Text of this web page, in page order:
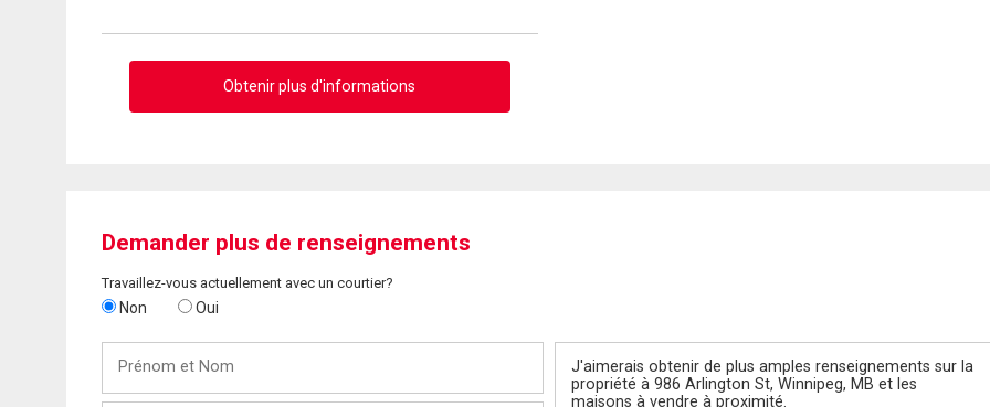
Obtenir plus d'informations
Demander plus de renseignements
Travaillez-vous actuellement avec un courtier?
Non Oui
Nom